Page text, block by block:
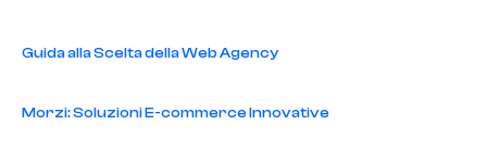
Guida alla Scelta della Web Agency
Morzi: Soluzioni E-commerce Innovative